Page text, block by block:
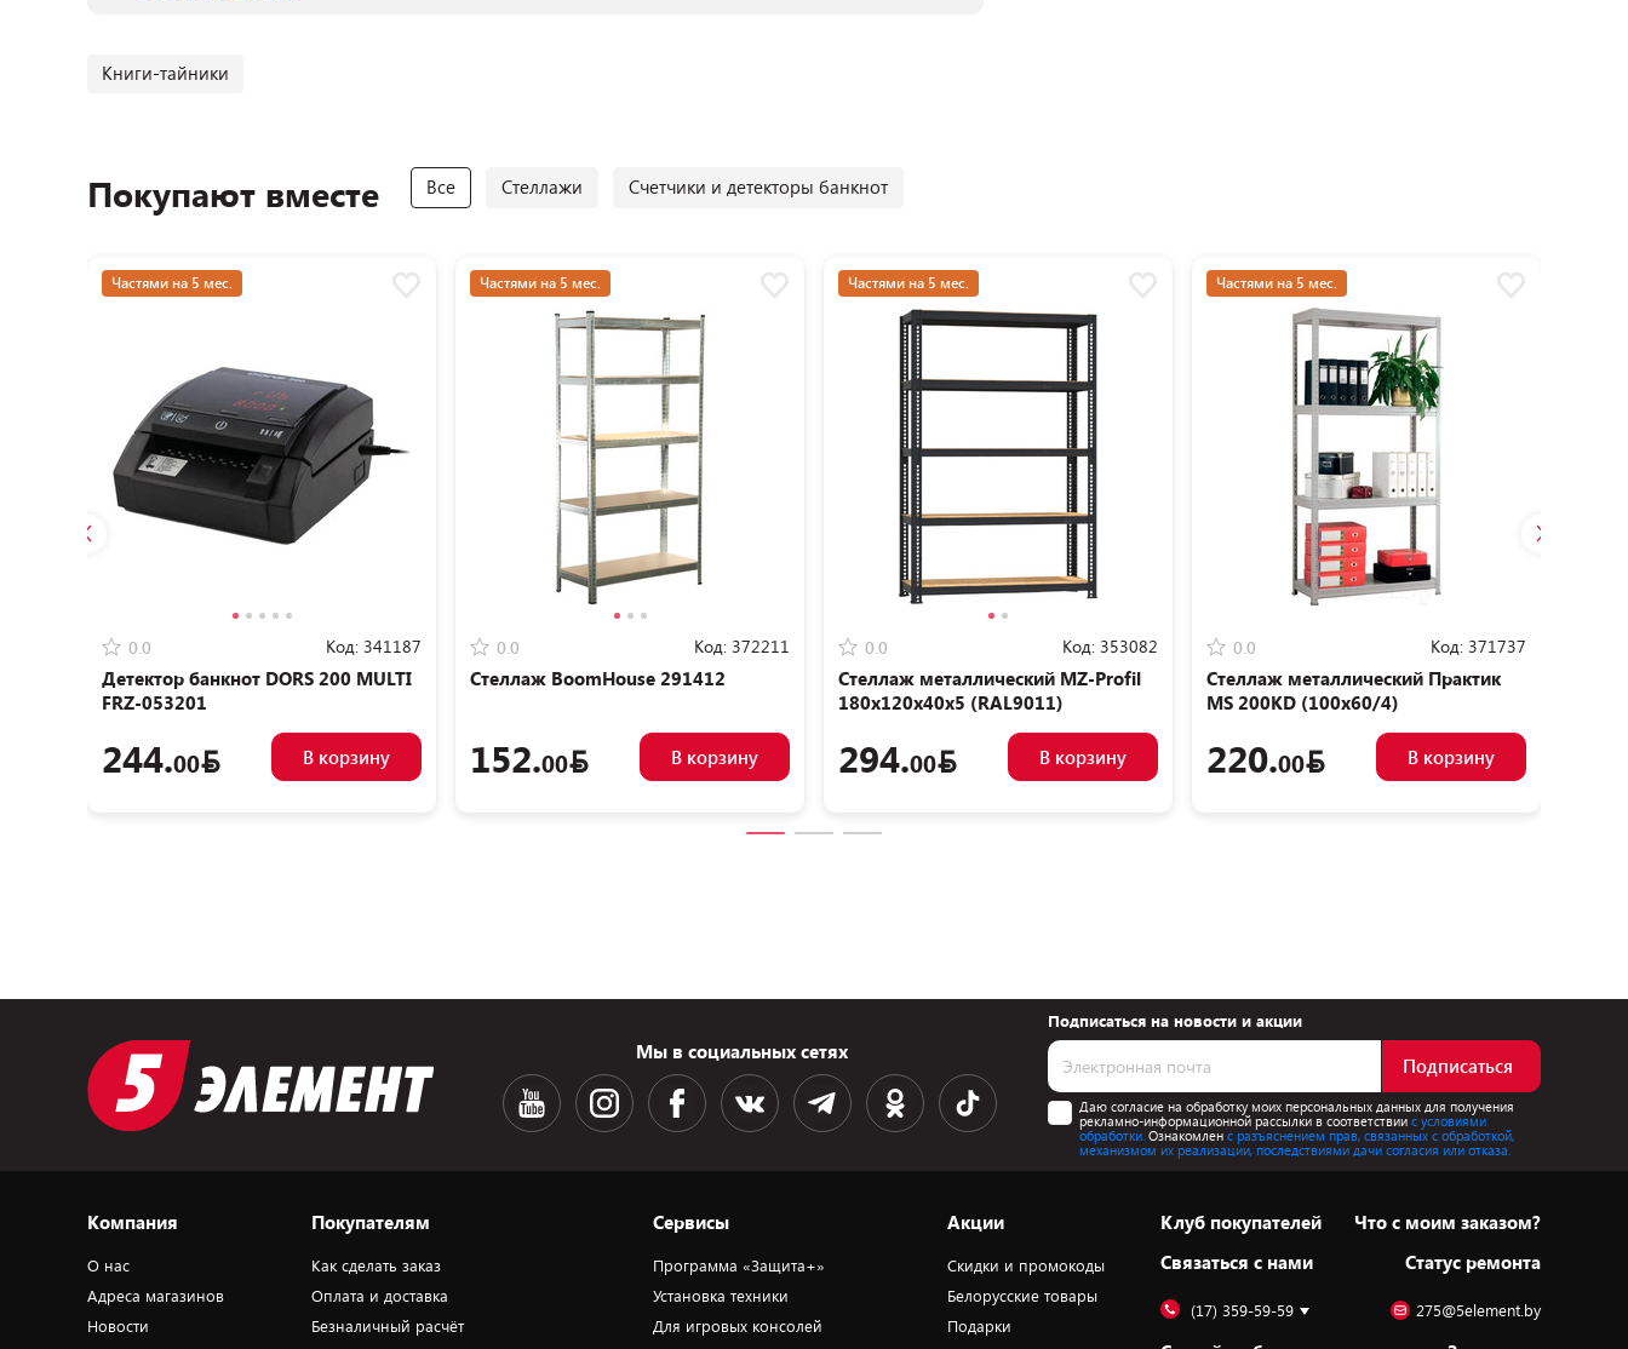
Книги-тайники
Покупают вместе Все Стеллажи Счетчики и детекторы банкнот
Частями на 5 мес.
0.0 Код: 341187
Детектор банкнот DORS 200 MULTI
FRZ-053201
244.00 В корзину
Частями на 5 мес.
0.0 Код: 372211
Стеллаж BoomHouse 291412
152.00 В корзину
Частями на 5 мес.
0.0 Код: 353082
Стеллаж металлический MZ-Profil
180x120x40x5 (RAL9011)
294.00 В корзину
Частями на 5 мес.
0.0 Код: 371737
Стеллаж металлический Практик
MS 200KD (100x60/4)
220.00 В корзину
Мы в социальных сетях
Подписаться на новости и акции
Подписаться
Даю согласие на обработку моих персональных данных для получения
рекламно-информационной рассылки в соответствиис условиями
обработки. Ознакомлен с разъяснением прав, связанных с обработкой,
механизмом их реализации, последствиями дачи согласия или отказа.
Компания
О нас
Адреса магазинов
Новости
Покупателям
Как сделать заказ
Оплата и доставка
Безналичный расчёт
Сервисы
Программа «Защита+»
Установка техники
Для игровых консолей
Акции
Скидки и промокоды
Белорусские товары
Подарки
Клуб покупателей
Cвязаться с нами
Что с моим заказом?
Статус ремонта
(17) 359-59-59 275@5element.by